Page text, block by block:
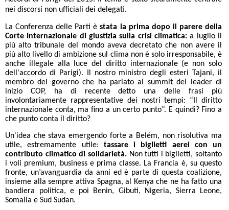
nei discorsi non ufficiali dei delegati.
La Conferenza delle Parti èstata la prima dopo il parere della
Corte Internazionale di giustizia sulla crisi climatica: a luglio il
più alto tribunale del mondo aveva decretato che non avere il
più alto livello di ambizione sul clima non è solo irresponsabile, è
anche illegale alla luce del diritto internazionale (e non solo
dell'accordo di Parigi). Il nostro ministro degli esteri Tajani, il
membro del governo che ha parlato al summit dei leader di
inizio COP, ha di recente detto una delle frasi più
involontariamente rappresentative dei nostri tempi: “Il diritto
internazionale conta, ma fino a un certo punto”. E quindi? Fino a
che punto conta il diritto?
Un'idea che stava emergendo forte a Belém, non risolutiva ma
utile, estremamente utile: tassare i biglietti aerei con un
contributo climatico di solidarietà.Non tutti i biglietti, soltanto
i voli premium, business e prima classe. La Francia è, su questo
fronte, un’avanguardia da anni ed è parte di questa coalizione,
insieme alla sempre attiva Spagna, al Kenya che ne ha fatto una
bandiera politica, e poi Benin, Gibuti, Nigeria, Sierra Leone,
Somalia e Sud Sudan.